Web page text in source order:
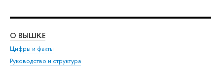
О ВЫШКЕ
Цифры и факты
Руководство и структура